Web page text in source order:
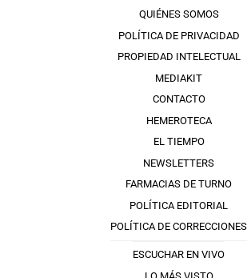
QUIÉNES SOMOS
POLÍTICA DE PRIVACIDAD
PROPIEDAD INTELECTUAL
MEDIAKIT
CONTACTO
HEMEROTECA
EL TIEMPO
NEWSLETTERS
FARMACIAS DE TURNO
POLÍTICA EDITORIAL
POLÍTICA DE CORRECCIONES
ESCUCHAR EN VIVO